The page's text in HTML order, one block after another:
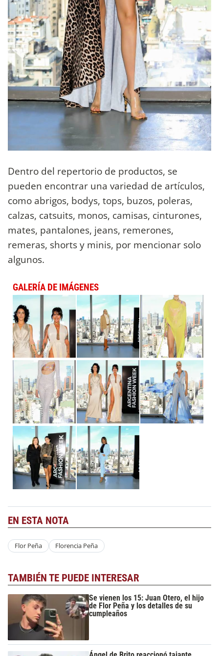
Dentro del repertorio de productos, se
pueden encontrar una variedad de artículos,
como abrigos, bodys, tops, buzos, poleras,
calzas, catsuits, monos, camisas, cinturones,
mates, pantalones, jeans, remerones,
remeras, shorts y minis, por mencionar solo
algunos.
GALERÍA DE IMÁGENES
EN ESTA NOTA
Flor Peña Florencia Peña
TAMBIÉN TE PUEDE INTERESAR
Se vienen los 15: Juan Otero, el hijo
de Flor Peña y los detalles de su
cumpleaños